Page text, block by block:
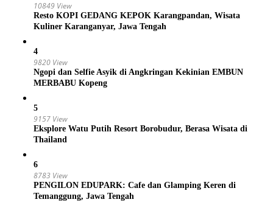
10849 View
Resto KOPI GEDANG KEPOK Karangpandan, Wisata
Kuliner Karanganyar, Jawa Tengah
4
9820 View
Ngopi dan Selfie Asyik di Angkringan Kekinian EMBUN
MERBABU Kopeng
5
9157 View
Eksplore Watu Putih Resort Borobudur, Berasa Wisata di
Thailand
6
8783 View
PENGILON EDUPARK: Cafe dan Glamping Keren di
Temanggung, Jawa Tengah